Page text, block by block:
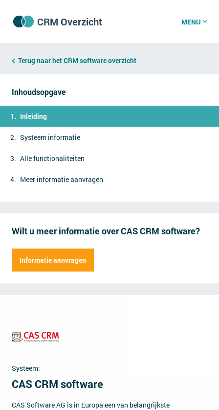
CRM Overzicht
CRM software
CRM kenniscentrum
CRM nieuws
Wat is CRM?
CRM vacatures
Contact
MENU
Terug naar het CRM software overzicht
Inhoudsopgave
Inleiding
Systeem informatie
Alle functionaliteiten
Meer informatie aanvragen
Wilt u meer informatie over CAS CRM software?
Vragen of opmerkingen (optioneel)
Informatie aanvragen
Systeem:
CAS CRM software
CAS Software AG is in Europa een van belangrijkste